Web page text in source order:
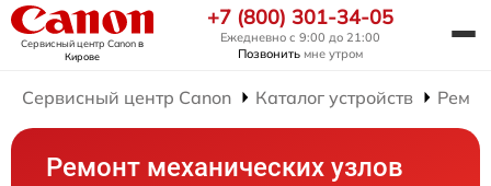
Сервисный центр Canonв
Кирове
+7 (800) 301-34-05
Ежедневно с 9:00 до 21:00
Позвонить мне утром
Сервисный центр Canon Каталог устройств
Ремонт механических узлов